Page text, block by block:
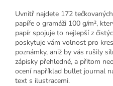
Uvnitř najdete 172
papíře o gramáži 100 g/m²,
papír spojuje to nejlepší z
poskytuje vám volnost pro
poznámky, aniž by vás rušily
zápisky přehledné, a přitom
ocení například bullet journal
text s ilustracemi.